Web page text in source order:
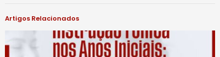
Artigos Relacionados